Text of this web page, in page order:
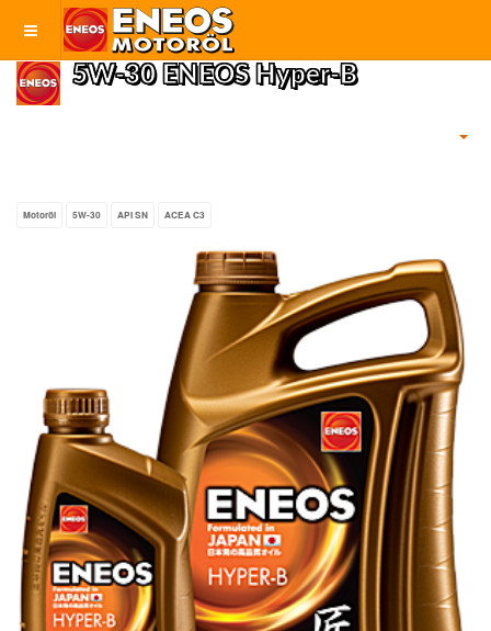
5W-30 ENEOS Hyper-B
Motoröl 5W-30 API SN ACEA C3